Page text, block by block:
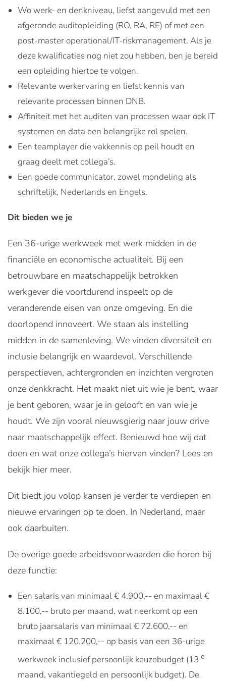
Wo werk- en denkniveau, liefst aangevuld met een
afgeronde auditopleiding (RO, RA, RE) of met een
post-master operational/IT-riskmanagement. Als je
deze kwalificaties nog niet zou hebben, ben je bereid
een opleiding hiertoe te volgen.
Relevante werkervaring en liefst kennis van
relevante processen binnen DNB.
Affiniteit met het auditen van processen waar ook IT
systemen en data een belangrijke rol spelen.
Een teamplayer die vakkennis op peil houdt en
graag deelt met collega’s.
Een goede communicator, zowel mondeling als
schriftelijk, Nederlands en Engels.
Dit bieden we je
Een 36-urige werkweek met werk midden in de
financiële en economische actualiteit. Bij een
betrouwbare en maatschappelijk betrokken
werkgever die voortdurend inspeelt op de
veranderende eisen van onze omgeving. En die
doorlopend innoveert. We staan als instelling
midden in de samenleving. We vinden diversiteit en
inclusie belangrijk en waardevol. Verschillende
perspectieven, achtergronden en inzichten vergroten
onze denkkracht. Het maakt niet uit wie je bent, waar
je bent geboren, waar je in gelooft en van wie je
houdt. We zijn vooral nieuwsgierig naar jouw drive
naar maatschappelijk effect. Benieuwd hoe wij dat
doen en wat onze collega’s hiervan vinden? Lees en
bekijk hier meer.
Dit biedt jou volop kansen je verder te verdiepen en
nieuwe ervaringen op te doen. In Nederland, maar
ook daarbuiten.
De overige goede arbeidsvoorwaarden die horen bij
deze functie:
Een salaris van minimaal € 4.900,-- en maximaal €
8.100,-- bruto per maand, wat neerkomt op een
bruto jaarsalaris van minimaal € 72.600,-- en
maximaal € 120.200,-- op basis van een 36-urige
werkweek inclusief persoonlijk keuzebudget (13 e
maand, vakantiegeld en persoonlijk budget). De